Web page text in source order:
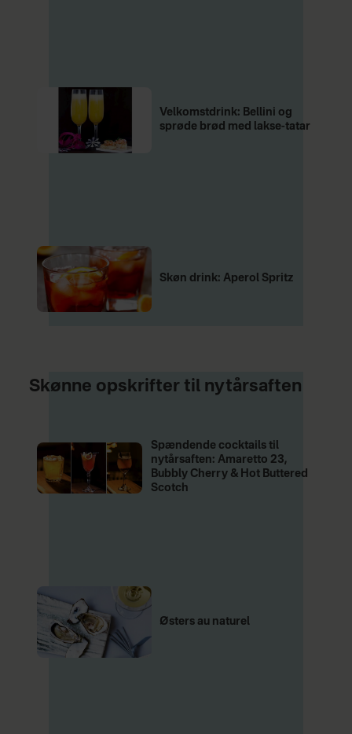
Velkomstdrink: Bellini og
sprøde brød med lakse-tatar
Skøn drink: Aperol Spritz
Skønne opskrifter til nytårsaften
Spændende cocktails til
nytårsaften: Amaretto 23,
Bubbly Cherry & Hot Buttered
Scotch
Østers au naturel